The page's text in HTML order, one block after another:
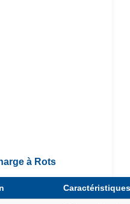
à Rots
Caractéristiques